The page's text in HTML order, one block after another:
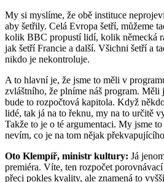
My si myslíme, že obě instituce
aby šetřily. Celá Evropa šetří, můžeme
kolik BBC propustí lidí, kolik německá
jak šetří Francie a další. Všichni šetří a
nikdo je nekontroluje.
A to hlavní je, že jsme to měli v
zvláštního, že plníme náš program. Měli
bude to rozpočtová kapitola. Když
lidé, tak já na to řeknu, my na to určitě
Takže to je o té argumentaci. My jsme
nevím, co je na tom nějak
Oto Klempíř, ministr kultury: Já
premiéra. Víte, ten rozpočet
přeci pokles kvality, ale znamená to